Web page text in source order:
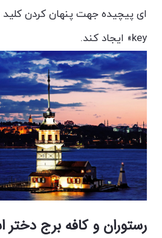
key» ایجاد کند.
رستوران و کافه برج دختر